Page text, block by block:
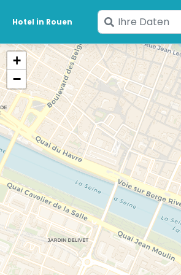
Hotel in Rouen
Geben
Sie
Ihre
Daten
ein
+
−